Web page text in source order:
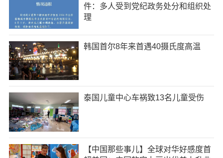
件：多人受到党纪政务处分和组织处
理
韩国首尔8年来首遇40摄氏度高温
泰国儿童中心车祸致13名儿童受伤
【中国那些事儿】全球对华好感度首